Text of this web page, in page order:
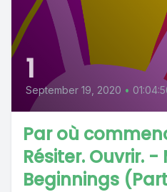
1
September 19, 2020 •
Par où
Résiter. Ouvrir. -
Beginnings